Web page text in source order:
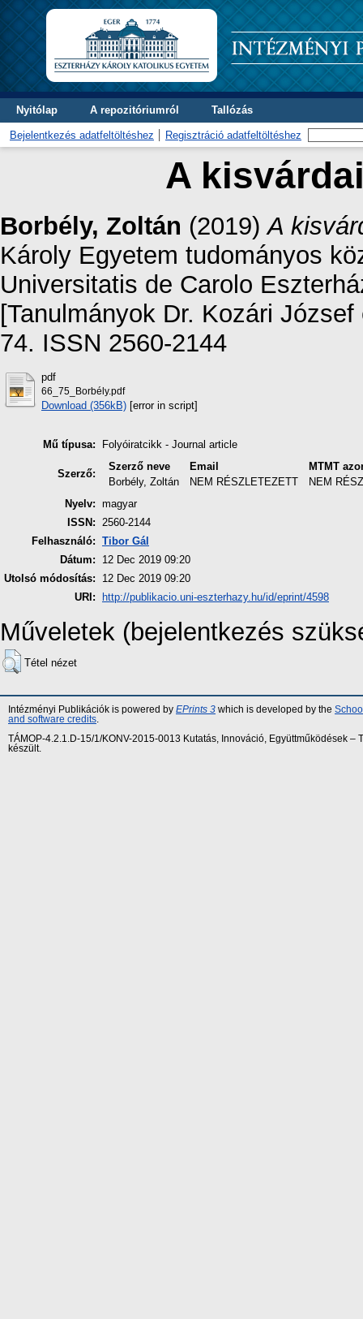
Nyitólap A repozitóriumról Tallózás
Bejelentkezés adatfeltöltéshez Regisztráció adatfeltöltéshez
A
Borbély, Zoltán (2019)A
Károly Egyetem tudományos
Universitatis de Carolo
[Tanulmányok Dr. Kozári
74. ISSN 2560-2144
pdf
66_75_Borbély.pdf
Download (356kB) [error in script]
Mű típusa: Folyóiratcikk - Journal article
Szerző:
Szerző neve Email
MTMT
Borbély, Zoltán
NEM RÉSZLETEZETT
NEM
Nyelv: magyar
ISSN: 2560-2144
Felhasználó: Tibor Gál
Dátum:
12 Dec 2019 09:20
Utolsó módosítás:
12 Dec 2019 09:20
URI:
http://publikacio.uni-eszterhazy.hu/id/eprint/4598
Műveletek (bejelentkezés
Tétel nézet
Intézményi Publikációk is powered by EPrints 3 which is developed by the
and software credits
TÁMOP-4.2.1.D-15/1/KONV-2015-0013 Kutatás, Innováció, Együttműködések
készült.